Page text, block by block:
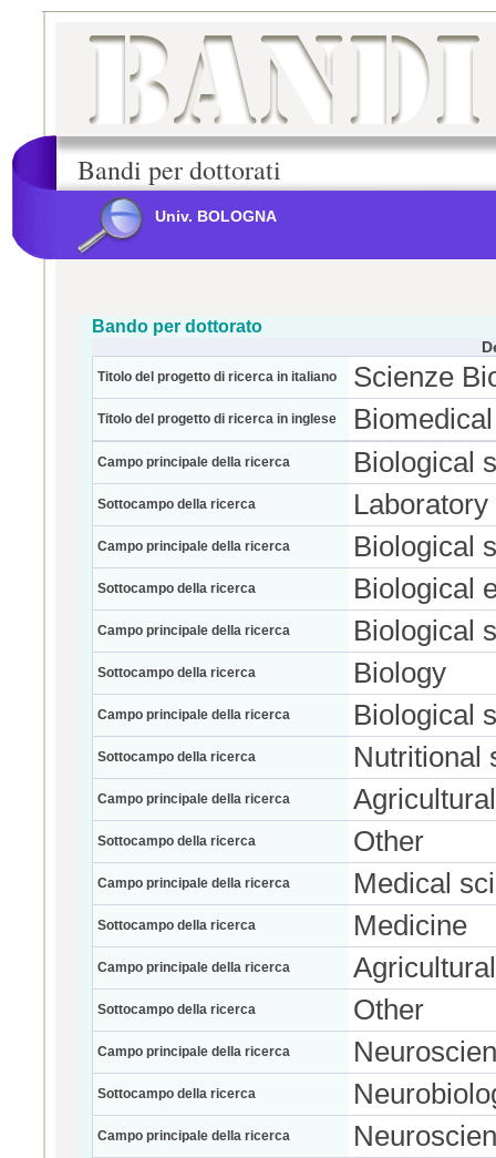
Bandi per dottorati
Univ. BOLOGNA
Bando per dottorato
Titolo del progetto di ricerca in italiano Scienze
Titolo del progetto di ricerca in inglese
Campo principale della ricerca Biological
Sottocampo della ricerca
Campo principale della ricerca Biological
Sottocampo della ricerca Biological
Campo principale della ricerca Biological
Sottocampo della ricerca Biology
Campo principale della ricerca Biological
Sottocampo della ricerca Nutritional
Campo principale della ricerca
Sottocampo della ricerca Other
Campo principale della ricerca Medical
Sottocampo della ricerca Medicine
Campo principale della ricerca
Sottocampo della ricerca Other
Campo principale della ricerca
Sottocampo della ricerca
Campo principale della ricerca